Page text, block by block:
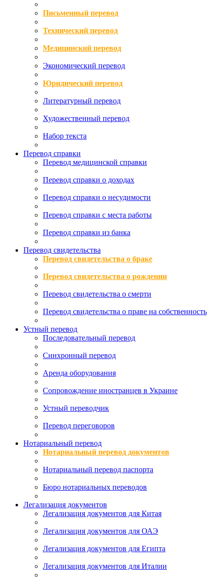
Письменный перевод
Технический перевод
Медицинский перевод
Экономический перевод
Юридический перевод
Литературный перевод
Художественный перевод
Набор текста
Перевод справки
Перевод медицинской справки
Перевод справки о доходах
Перевод справки о несудимости
Перевод справки с места работы
Перевод справки из банка
Перевод свидетельства
Перевод свидетельства о браке
Перевод свидетельства о рождении
Перевод свидетельства о смерти
Перевод свидетельства о праве на собственность
Устный перевод
Последовательный перевод
Синхронный перевод
Аренда оборудования
Сопровождение иностранцев в Украине
Устный переводчик
Перевод переговоров
Нотариальный перевод
Нотариальный перевод документов
Нотариальный перевод паспорта
Бюро нотариальных переводов
Легализация документов
Легализация документов для Китая
Легализация документов для ОАЭ
Легализация документов для Египта
Легализация документов для Италии